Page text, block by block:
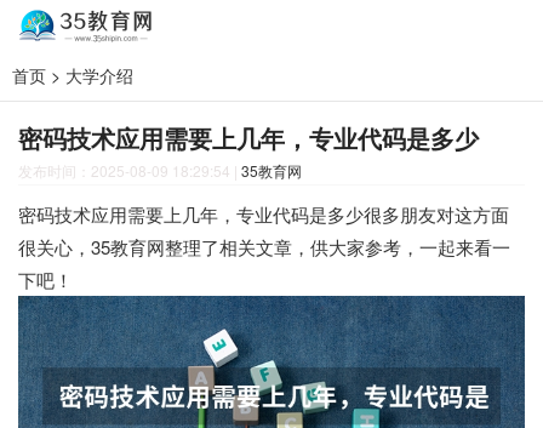
首页 > 大学介绍
密码技术应用需要上几年，专业代码是多少
发布时间：2025-08-09 18:29:54 | 35教育网
密码技术应用需要上几年，专业代码是多少很多朋友对这方面
很关心，35教育网整理了相关文章，供大家参考，一起来看一
下吧！